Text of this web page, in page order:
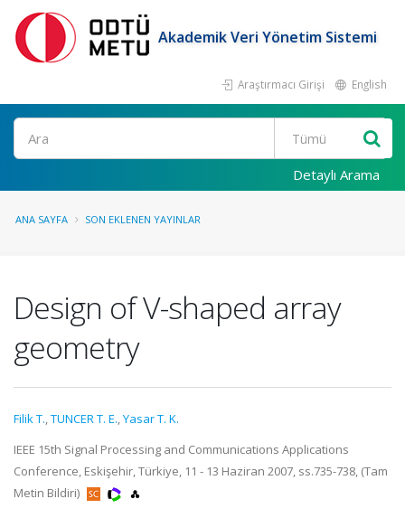
Akademik Veri Yönetim Sistemi
Araştırmacı Girişi English
Ara
Detaylı Arama
ANA SAYFA SON EKLENEN YAYINLAR
Design of V-shaped array
geometry
Filik T.,TUNCER T. E.,Yasar T. K.
IEEE 15th Signal Processing and Communications Applications
Conference, Eskişehir, Türkiye, 11 - 13 Haziran 2007, ss.735-738, (Tam
Metin Bildiri)